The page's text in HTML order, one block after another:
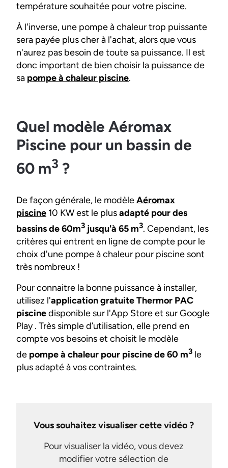
température souhaitée pour votre piscine.
À l'inverse, une pompe à chaleur trop puissante
sera payée plus cher à l'achat, alors que vous
n'aurez pas besoin de toute sa puissance. Il est
donc important de bien choisir la puissance de
sa pompe à chaleur piscine.
Quel modèle Aéromax
Piscine pour un bassin de
60 m3 ?
De façon générale, le modèleAéromax
piscine 10 KW est le plusadapté pour des
bassins de 60m3 jusqu'à 65 m3. Cependant, les
critères qui entrent en ligne de compte pour le
choix d'une pompe à chaleur pour piscine sont
très nombreux !
Pour connaitre la bonne puissance à installer,
utilisez l'application gratuite Thermor PAC
piscinedisponible sur l'App Store et sur Google
Play . Très simple d’utilisation, elle prend en
compte vos besoins et choisit le modèle
de pompe à chaleur pour piscine de 60 m3 le
plus adapté à vos contraintes.
Vous souhaitez visualiser cette vidéo ?
Pour visualiser la vidéo, vous devez
modifier votre sélection de